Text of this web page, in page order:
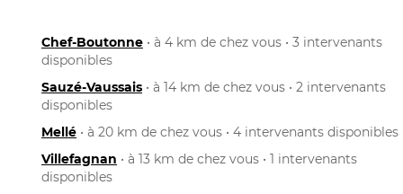
Chef-Boutonne • à 4 km de chez vous • 3 intervenants
disponibles
Sauzé-Vaussais • à 14 km de chez vous • 2 intervenants
disponibles
Mellé • à 20 km de chez vous • 4 intervenants disponibles
Villefagnan • à 13 km de chez vous • 1 intervenants
disponibles